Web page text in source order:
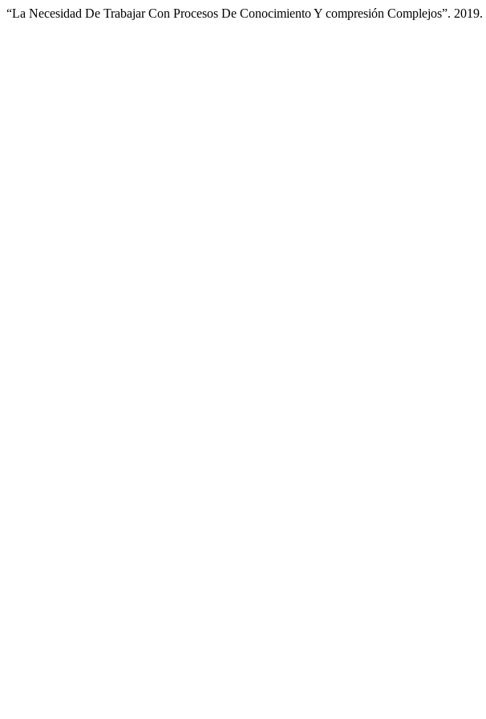
“La Necesidad De Trabajar Con Procesos De Conocimiento Y compresión Complejos”. 2019.